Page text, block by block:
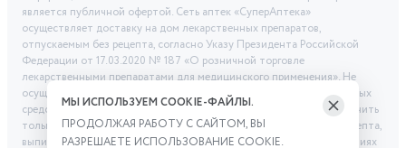
является публичной офертой. Сеть аптек «СуперАптека»
осуществляет доставку на дом лекарственных препаратов,
отпускаемым без рецепта, согласно Указу Президента Российской
Федерации от 17.03.2020 № 187 «О розничной торговле
лекарственными препаратами для медицинского применения». Не
осуществляем дистанционную продажу рецептурных лекарственных
средств и БАД. Рецептурные лекарственные средства можно получить
только при помощи самовывоза в аптеке при предоставлении рецепта,
выписанного врачом. Бронирование товара выполняется при условиях
МЫ ИСПОЛЬЗУЕМ COOKIE-ФАЙЛЫ.
ПРОДОЛЖАЯ РАБОТУ С САЙТОМ, ВЫ
РАЗРЕШАЕТЕ ИСПОЛЬЗОВАНИЕ COOKIE.